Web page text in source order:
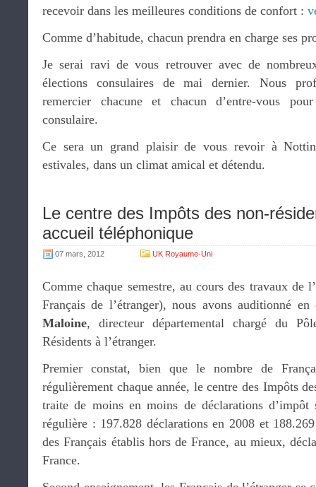
recevoir dans les meilleures conditions de confort :
Comme d’habitude, chacun prendra en charge ses
Je serai ravi de vous retrouver avec de
élections consulaires de mai dernier. Nous
remercier chacune et chacun d’entre-vous
consulaire.
Ce sera un grand plaisir de vous revoir à
estivales, dans un climat amical et détendu.
Le centre des Impôts des non-
accueil téléphonique
07 mars, 2012 UK Royaume-Uni
Comme chaque semestre, au cours des travaux de
Français de l’étranger), nous avons auditionné
Maloine, directeur départemental chargé du
Résidents à l’étranger.
Premier constat, bien que le nombre de
régulièrement chaque année, le centre des Impôts
traite de moins en moins de déclarations
régulière : 197.828 déclarations en 2008 et
des Français établis hors de France, au mieux,
France.